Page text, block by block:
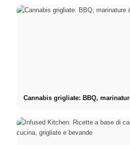
Cannabis grigliate: BBQ,